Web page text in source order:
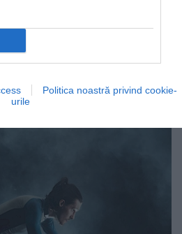
Politica noastră privind cookie-
urile